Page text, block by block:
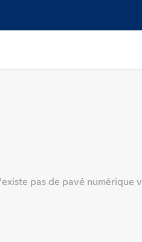
pas de pavé numérique